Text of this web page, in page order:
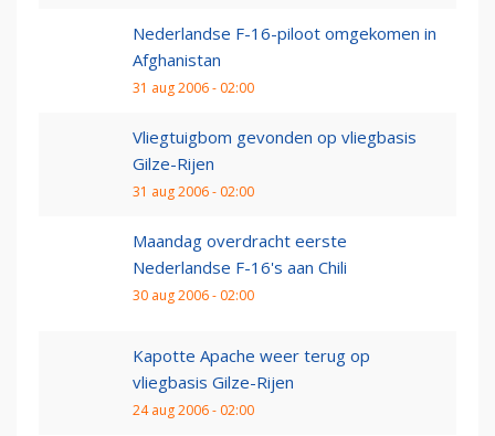
Nederlandse F-16-piloot omgekomen in
Afghanistan
31 aug 2006 - 02:00
Vliegtuigbom gevonden op vliegbasis
Gilze-Rijen
31 aug 2006 - 02:00
Maandag overdracht eerste
Nederlandse F-16's aan Chili
30 aug 2006 - 02:00
Kapotte Apache weer terug op
vliegbasis Gilze-Rijen
24 aug 2006 - 02:00